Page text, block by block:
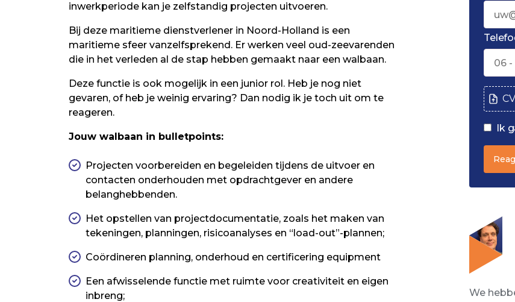
inwerkperiode kan je zelfstandig projecten uitvoeren.
Bij deze maritieme dienstverlener in Noord-Holland is een
maritieme sfeer vanzelfsprekend. Er werken veel oud-zeevarenden
die in het verleden al de stap hebben gemaakt naar een walbaan.
Deze functie is ook mogelijk in een junior rol. Heb je nog niet
gevaren, of heb je weinig ervaring? Dan nodig ik je toch uit om te
reageren.
Jouw walbaan in bulletpoints:
Projecten voorbereiden en begeleiden tijdens de uitvoer en
contacten onderhouden met opdrachtgever en andere
belanghebbenden.
Het opstellen van projectdocumentatie, zoals het maken van
tekeningen, planningen, risicoanalyses en “load-out”-plannen;
Coördineren planning, onderhoud en certificering equipment
Een afwisselende functie met ruimte voor creativiteit en eigen
inbreng;
Ik
We